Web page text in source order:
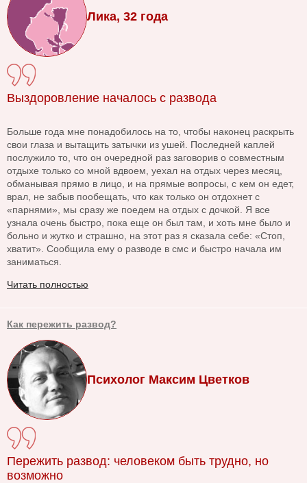
Лика, 32 года
Выздоровление началось с развода
Больше года мне понадобилось на то, чтобы наконец раскрыть
свои глаза и вытащить затычки из ушей. Последней каплей
послужило то, что он очередной раз заговорив о совместным
отдыхе только со мной вдвоем, уехал на отдых через месяц,
обманывая прямо в лицо, и на прямые вопросы, с кем он едет,
врал, не забыв пообещать, что как только он отдохнет с
«парнями», мы сразу же поедем на отдых с дочкой. Я все
узнала очень быстро, пока еще он был там, и хоть мне было и
больно и жутко и страшно, на этот раз я сказала себе: «Стоп,
хватит». Сообщила ему о разводе в смс и быстро начала им
заниматься.
Читать полностью
Как пережить развод?
Психолог Максим Цветков
Пережить развод: человеком быть трудно, но
возможно